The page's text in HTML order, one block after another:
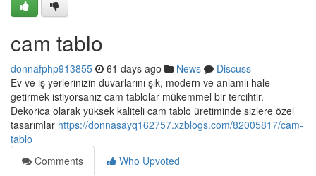
cam tablo
donnafphp913855 61 days ago News
Discuss
Ev ve iş yerlerinizin duvarlarını şık, modern ve anlamlı hale
getirmek istiyorsanız cam tablolar mükemmel bir tercihtir.
Dekorica olarak yüksek kaliteli cam tablo üretiminde sizlere özel
tasarımlar https://donnasayq162757.xzblogs.com/82005817/cam-
tablo
Comments
Who Upvoted